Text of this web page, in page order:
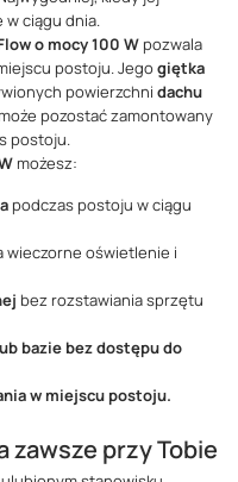
ciągu dnia.
o mocy 100 W pozwala
postoju. Jegogiętka
powierzchni dachu
pozostać zamontowany
postoju.
możesz:
podczas postoju w ciągu
wieczorne oświetlenie i
bez rozstawiania sprzętu
bazie bez dostępu do
w miejscu postoju.
zawsze przy Tobie